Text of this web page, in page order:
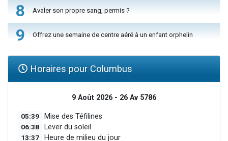
8 Avaler son propre sang, permis ?
9 Offrez une semaine de centre aéré à un enfant orphelin
Horaires pour Columbus
9 Août 2026 - 26 Av 5786
05:39 Mise des Téfilines
06:38 Lever du soleil
13:37 Heure de milieu du jour